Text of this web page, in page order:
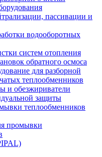
пассивации и
водооборотных
систем отопления
обратного осмоса
для разборной
теплообменников
и обезжириватели
защиты
теплообменников
промывки